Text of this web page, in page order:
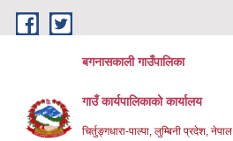
Skip to main content
बगनासकाली गाउँपालिका
गाउँ कार्यपालिकाको कार्यालय
चिर्तुङ्गधारा-पाल्पा, लुम्बिनी प्रदेश, नेपाल